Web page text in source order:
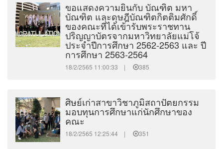
ขอแสดงความยินกับ บัณฑิต มหา
บัณฑิต และดุษฎีบัณฑิตกิตติมศักดิ์
ของคณะที่ได้เข้ารับพระราชทาน
ปริญญาบัตรจากมหาวิทยาลัยแม่โจ้
ประจำปีการศึกษา 2562-2563 และ ปี
การศึกษา 2563-2564
18/2/2565 11:00:33 | 385
ศิษย์เก่าสาขาวิชาภูมิสถาปัตยกรรม
มอบทุนการศึกษาแก่นักศึกษาของ
คณะ
18/2/2565 12:25:44 | 351